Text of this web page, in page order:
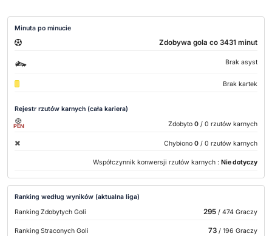
Minuta po minucie
Zdobywa gola co 3431 minut
Brak asyst
Brak kartek
Rejestr rzutów karnych (cała kariera)
PEN Zdobyto 0 / 0 rzutów karnych
Chybiono 0 / 0 rzutów karnych
Współczynnik konwersji rzutów karnych : Nie dotyczy
Ranking według wyników (aktualna liga)
Ranking Zdobytych Goli
295/ 474 Graczy
Ranking Straconych Goli 73/ 196 Graczy